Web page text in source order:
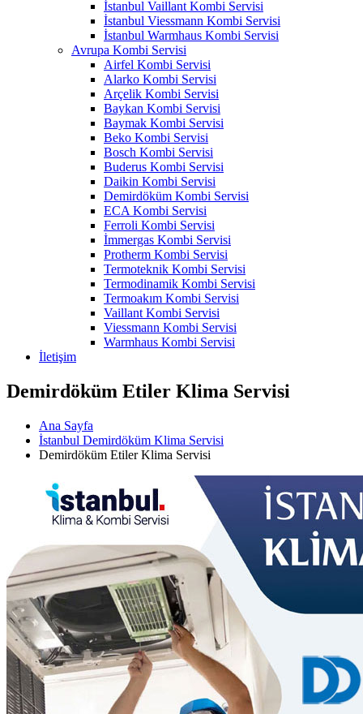
İstanbul Vaillant Kombi Servisi
İstanbul Viessmann Kombi Servisi
İstanbul Warmhaus Kombi Servisi
Avrupa Kombi Servisi
Airfel Kombi Servisi
Alarko Kombi Servisi
Arçelik Kombi Servisi
Baykan Kombi Servisi
Baymak Kombi Servisi
Beko Kombi Servisi
Bosch Kombi Servisi
Buderus Kombi Servisi
Daikin Kombi Servisi
Demirdöküm Kombi Servisi
ECA Kombi Servisi
Ferroli Kombi Servisi
İmmergas Kombi Servisi
Protherm Kombi Servisi
Termoteknik Kombi Servisi
Termodinamik Kombi Servisi
Termoakım Kombi Servisi
Vaillant Kombi Servisi
Viessmann Kombi Servisi
Warmhaus Kombi Servisi
İletişim
Demirdöküm Etiler Klima Servisi
Ana Sayfa
İstanbul Demirdöküm Klima Servisi
Demirdöküm Etiler Klima Servisi